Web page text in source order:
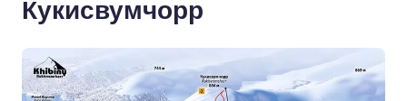
Кукисвумчорр